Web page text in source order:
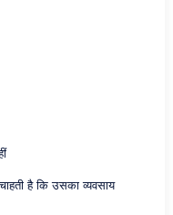
है कि उसका व्यवसाय